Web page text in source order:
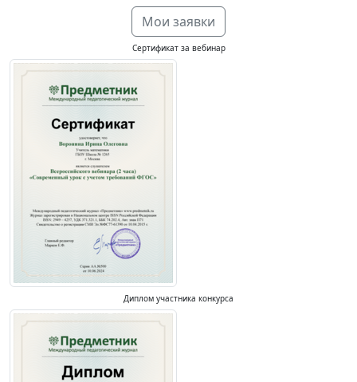
Мои заявки
Сертификат за вебинар
Диплом участника конкурса